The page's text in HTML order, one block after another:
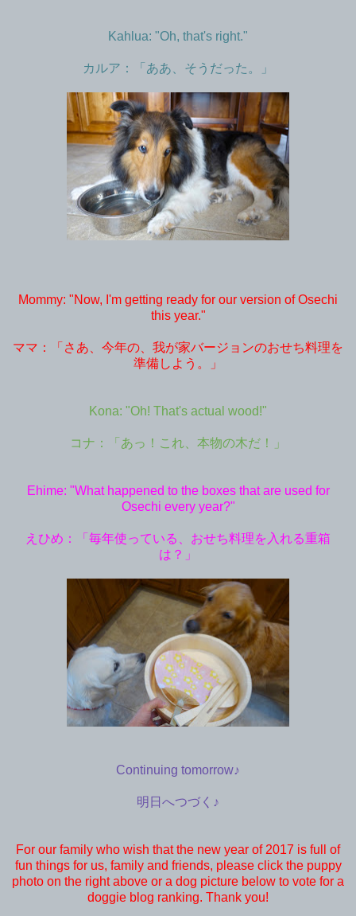
Kahlua: "Oh, that's right."
カルア：「ああ、そうだった。」
Mommy: "Now, I'm getting ready for our version of Osechi
this year."
ママ：「さあ、今年の、我が家バージョンのおせち料理を
準備しよう。」
Kona: "Oh! That's actual wood!"
コナ：「あっ！これ、本物の木だ！」
Ehime: "What happened to the boxes that are used for
Osechi every year?"
えひめ：「毎年使っている、おせち料理を入れる重箱
は？」
Continuing tomorrow♪
明日へつづく♪
For our family who wish that the new year of 2017 is full of
fun things for us, family and friends, please click the puppy
photo on the right above or a dog picture below to vote for a
doggie blog ranking. Thank you!